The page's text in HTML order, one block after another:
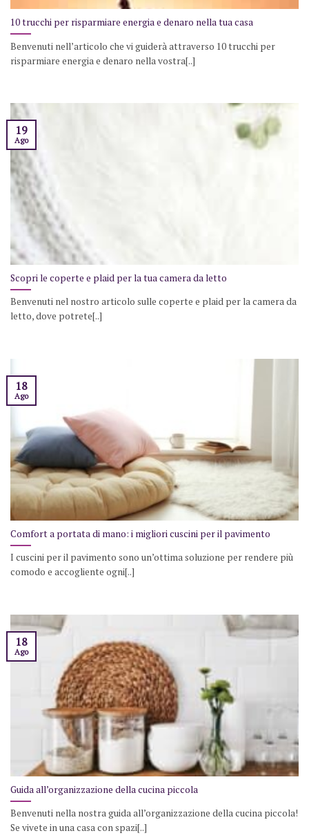
10 trucchi per risparmiare energia e denaro nella tua casa
Benvenuti nell’articolo che vi guiderà attraverso 10 trucchi per
risparmiare energia e denaro nella vostra[..]
Scopri le coperte e plaid per la tua camera da letto
Benvenuti nel nostro articolo sulle coperte e plaid per la camera da
letto, dove potrete[..]
19
Ago
Comfort a portata di mano: i migliori cuscini per il pavimento
I cuscini per il pavimento sono un’ottima soluzione per rendere più
comodo e accogliente ogni[..]
18
Ago
Guida all’organizzazione della cucina piccola
Benvenuti nella nostra guida all’organizzazione della cucina piccola!
Se vivete in una casa con spazi[..]
18
Ago